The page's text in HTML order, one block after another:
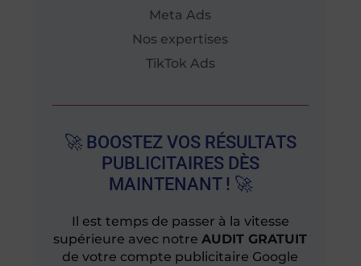
Meta Ads
Nos expertises
TikTok Ads
🚀 BOOSTEZ VOS RÉSULTATS
PUBLICITAIRES DÈS
MAINTENANT ! 🚀
Il est temps de passer à la vitesse
supérieure avec notreAUDIT GRATUIT
de votre compte publicitaire Google